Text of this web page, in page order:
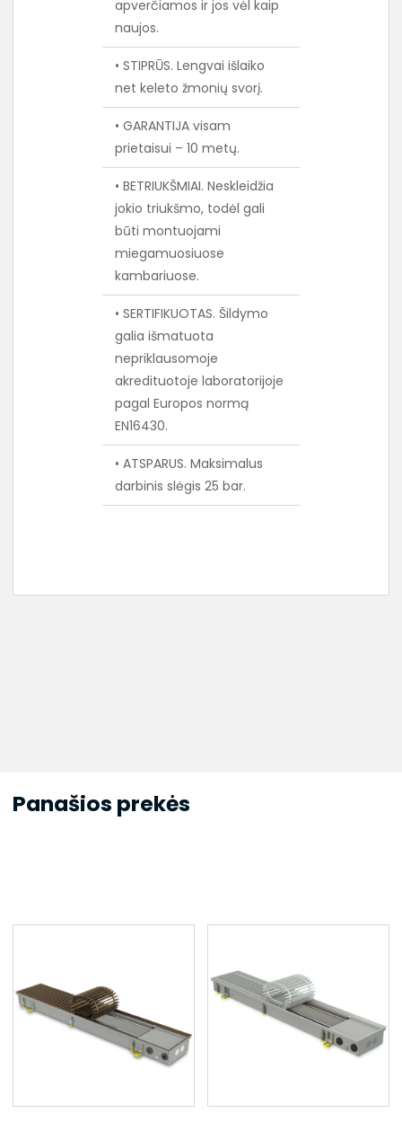
apverčiamos ir jos vėl kaip
naujos.
• STIPRŪS. Lengvai išlaiko
net keleto žmonių svorį.
• GARANTIJA visam
prietaisui – 10 metų.
• BETRIUKŠMIAI. Neskleidžia
jokio triukšmo, todėl gali
būti montuojami
miegamuosiuose
kambariuose.
• SERTIFIKUOTAS. Šildymo
galia išmatuota
nepriklausomoje
akredituotoje laboratorijoje
pagal Europos normą
EN16430.
• ATSPARUS. Maksimalus
darbinis slėgis 25 bar.
Panašios prekės